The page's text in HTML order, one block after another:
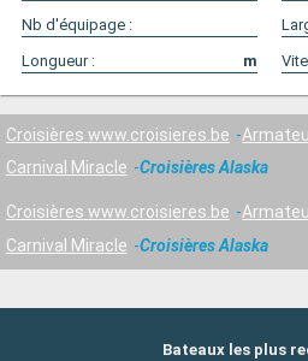
Nb d'équipage :
Longueur :
m
Croisières www.croisieres.be
Carnival Miracle
Croisières Alaska
Croisières www.croisieres.be
Carnival Miracle
Croisières Alaska
Bateaux les plus